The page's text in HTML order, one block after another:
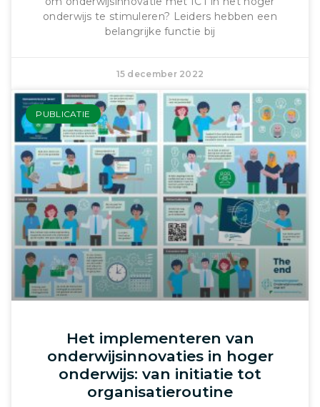
onderwijs te stimuleren? Leiders hebben een
belangrijke functie bij
15 december 2022
PUBLICATIE
Het implementeren van
onderwijsinnovaties in hoger
onderwijs: van initiatie tot
organisatieroutine